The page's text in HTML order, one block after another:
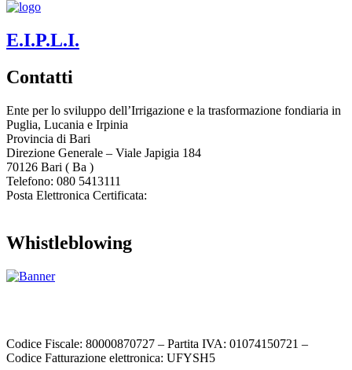
E.I.P.L.I.
Contatti
Ente per lo sviluppo dell’Irrigazione e la trasformazione fondiaria in
Puglia, Lucania e Irpinia
Provincia di Bari
Direzione Generale – Viale Japigia 184
70126 Bari ( Ba )
Telefono: 080 5413111
Posta Elettronica Certificata:
Whistleblowing
Codice Fiscale: 80000870727 – Partita IVA: 01074150721 –
Codice Fatturazione elettronica: UFYSH5